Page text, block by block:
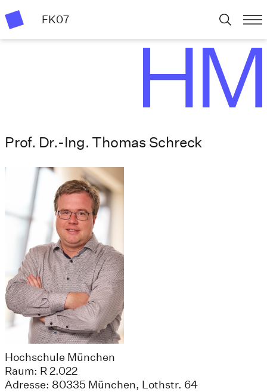
FK07
Prof. Dr.-Ing. Thomas Schreck
Hochschule München
Raum: R 2.022
Adresse: 80335 München, Lothstr. 64